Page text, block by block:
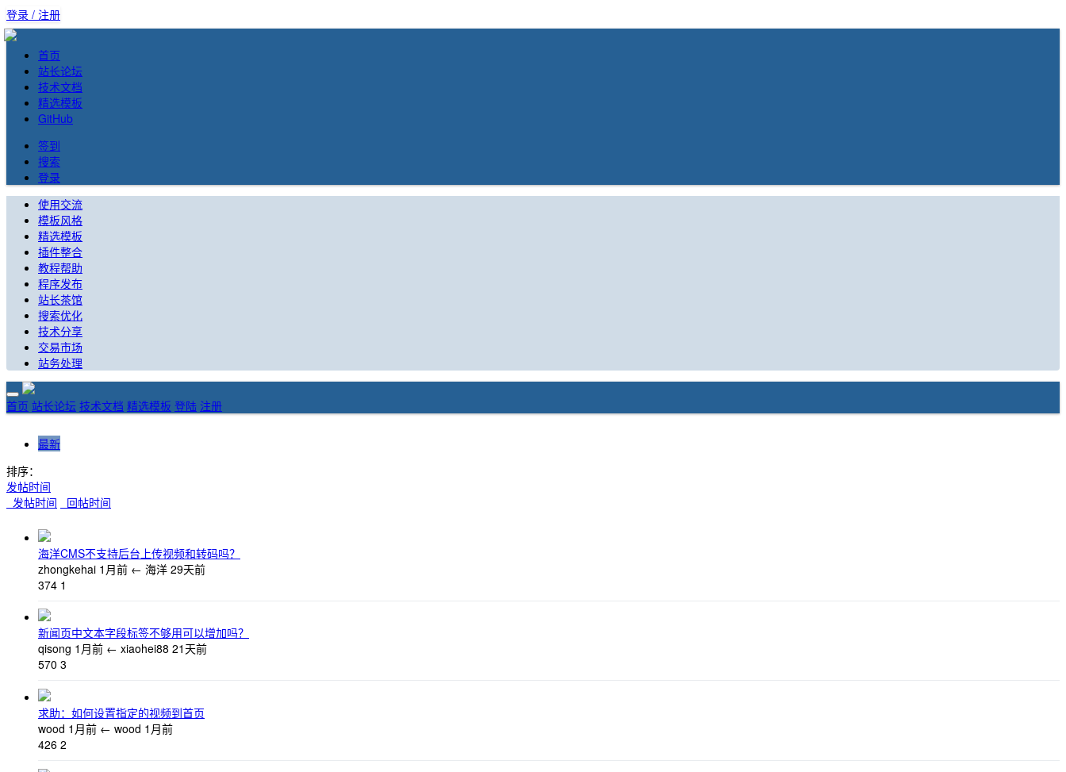
登录 / 注册
首页
站长论坛
技术文档
精选模板
GitHub
签到
搜索
登录
使用交流
模板风格
精选模板
插件整合
教程帮助
程序发布
站长茶馆
搜索优化
技术分享
交易市场
站务处理
首页 站长论坛 技术文档 精选模板 登陆 注册
最新
排序：
发帖时间
发帖时间
回帖时间
海洋CMS不支持后台上传视频和转码吗？
zhongkehai 1月前 ← 海洋 29天前
374 1
新闻页中文本字段标签不够用可以增加吗？
qisong 1月前 ← xiaohei88 21天前
570 3
求助：如何设置指定的视频到首页
wood 1月前 ← wood 1月前
426 2